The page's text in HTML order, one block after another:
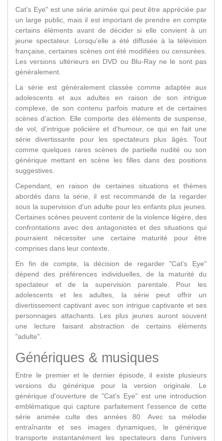
Cat's Eye" est une série animée qui peut être appréciée par
un large public, mais il est important de prendre en compte
certains éléments avant de décider si elle convient à un
jeune spectateur. Lorsqu'elle a été diffusée à la télévision
française, certaines scènes ont été modifiées ou censurées.
Les versions ultérieurs en DVD ou Blu-Ray ne le sont pas
généralement.
La série est généralement classée comme adaptée aux
adolescents et aux adultes en raison de son intrigue
complexe, de son contenu parfois mature et de certaines
scènes d'action. Elle comporte des éléments de suspense,
de vol, d'intrigue policière et d'humour, ce qui en fait une
série divertissante pour les spectateurs plus âgés. Tout
comme quelques rares scènes de partielle nudité ou son
générique mettant en scène les filles dans des positions
suggestives.
Cependant, en raison de certaines situations et thèmes
abordés dans la série, il est recommandé de la regarder
sous la supervision d'un adulte pour les enfants plus jeunes.
Certaines scènes peuvent contenir de la violence légère, des
confrontations avec des antagonistes et des situations qui
pourraient nécessiter une certaine maturité pour être
comprises dans leur contexte.
En fin de compte, la décision de regarder "Cat's Eye"
dépend des préférences individuelles, de la maturité du
spectateur et de la supervision parentale. Pour les
adolescents et les adultes, la série peut offrir un
divertissement captivant avec son intrigue captivante et ses
personnages attachants. Les plus jeunes auront souvent
une lecture faisant abstraction de certains éléments
"adulte".
Génériques & musiques
Entre le premier et le dernier épisode, il existe plusieurs
versions du générique pour la version originale. Le
générique d'ouverture de "Cat's Eye" est une introduction
emblématique qui capture parfaitement l'essence de cette
série animée culte des années 80. Avec sa mélodie
entraînante et ses images dynamiques, le générique
transporte instantanément les spectateurs dans l'univers